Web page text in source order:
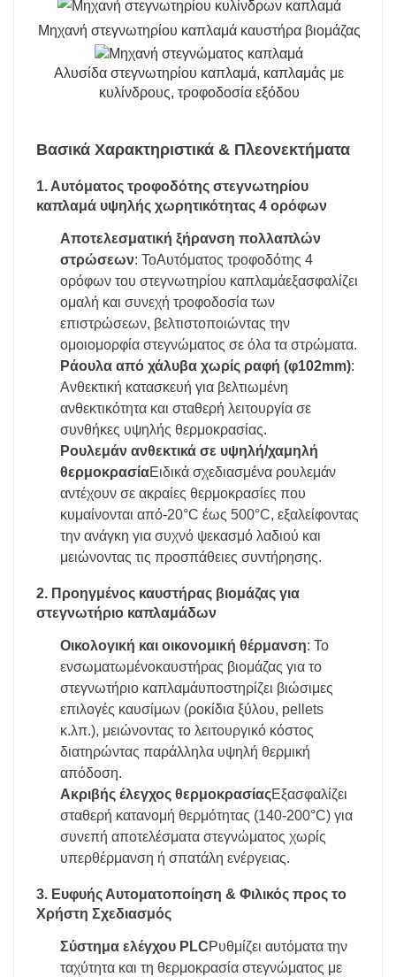
Μηχανή στεγνωτηρίου καπλαμά καυστήρα βιομάζας
Αλυσίδα στεγνωτηρίου καπλαμά, καπλαμάς με
κυλίνδρους, τροφοδοσία εξόδου
Βασικά Χαρακτηριστικά & Πλεονεκτήματα
1. Αυτόματος τροφοδότης στεγνωτηρίου
καπλαμά υψηλής χωρητικότητας 4 ορόφων
Αποτελεσματική ξήρανση πολλαπλών
στρώσεων: ΤοΑυτόματος τροφοδότης 4
ορόφων του στεγνωτηρίου καπλαμάεξασφαλίζει
ομαλή και συνεχή τροφοδοσία των
επιστρώσεων, βελτιστοποιώντας την
ομοιομορφία στεγνώματος σε όλα τα στρώματα.
Ράουλα από χάλυβα χωρίς ραφή (φ102mm):
Ανθεκτική κατασκευή για βελτιωμένη
ανθεκτικότητα και σταθερή λειτουργία σε
συνθήκες υψηλής θερμοκρασίας.
Ρουλεμάν ανθεκτικά σε υψηλή/χαμηλή
θερμοκρασίαΕιδικά σχεδιασμένα ρουλεμάν
αντέχουν σε ακραίες θερμοκρασίες που
κυμαίνονται από-20°C έως 500°C, εξαλείφοντας
την ανάγκη για συχνό ψεκασμό λαδιού και
μειώνοντας τις προσπάθειες συντήρησης.
2. Προηγμένος καυστήρας βιομάζας για
στεγνωτήριο καπλαμάδων
Οικολογική και οικονομική θέρμανση: Το
ενσωματωμένοκαυστήρας βιομάζας για το
στεγνωτήριο καπλαμάυποστηρίζει βιώσιμες
επιλογές καυσίμων (ροκίδια ξύλου, pellets
κ.λπ.), μειώνοντας το λειτουργικό κόστος
διατηρώντας παράλληλα υψηλή θερμική
απόδοση.
Ακριβής έλεγχος θερμοκρασίαςΕξασφαλίζει
σταθερή κατανομή θερμότητας (140-200°C) για
συνεπή αποτελέσματα στεγνώματος χωρίς
υπερθέρμανση ή σπατάλη ενέργειας.
3. Ευφυής Αυτοματοποίηση & Φιλικός προς το
Χρήστη Σχεδιασμός
Σύστημα ελέγχου PLCΡυθμίζει αυτόματα την
ταχύτητα και τη θερμοκρασία στεγνώματος με